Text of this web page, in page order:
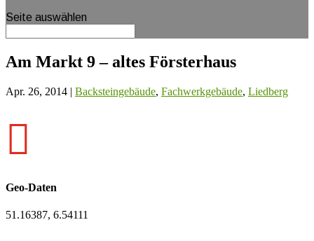
Seite auswählen
Am Markt 9 – altes Försterhaus
Apr. 26, 2014 | Backsteingebäude, Fachwerkgebäude, Liedberg

Geo-Daten
51.16387, 6.54111